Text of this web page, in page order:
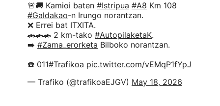
🚨🚚 Kamioi baten #Istripua #A8 Km 108
#Galdakao-n Irungo norantzan.
❌ Errei bat ITXITA.
🚗🚗🚗 2 km-tako #AutopilaketaK.
➡️ #Zama_erorketa Bilboko norantzan.
☎️ 011#Trafikoa pic.twitter.com/vEMqP1fYpJ
— Trafiko (@trafikoaEJGV) May 18, 2026